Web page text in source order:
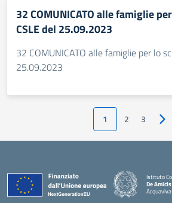
32 COMUNICATO alle famiglie
CSLE del 25.09.2023
32 COMUNICATO alle famiglie per lo
25.09.2023
1 2 3
Istituto
De
— Visita